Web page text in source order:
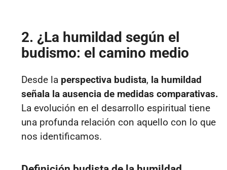
2. ¿La humildad según el
budismo: el camino medio
Desde la perspectiva budista, la humildad
señala la ausencia de medidas comparativas.
La evolución en el desarrollo espiritual tiene
una profunda relación con aquello con lo que
nos identificamos.